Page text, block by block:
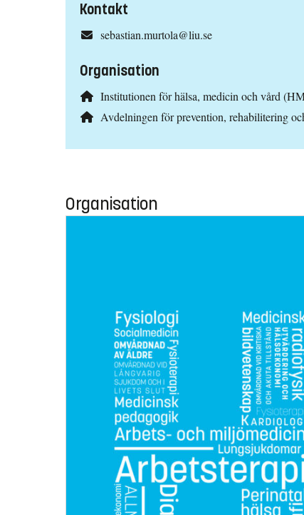
Kontakt
sebastian.murtola@liu.se
Organisation
Institutionen för hälsa, medicin och vård
Avdelningen för prevention, rehabilitering
Organisation